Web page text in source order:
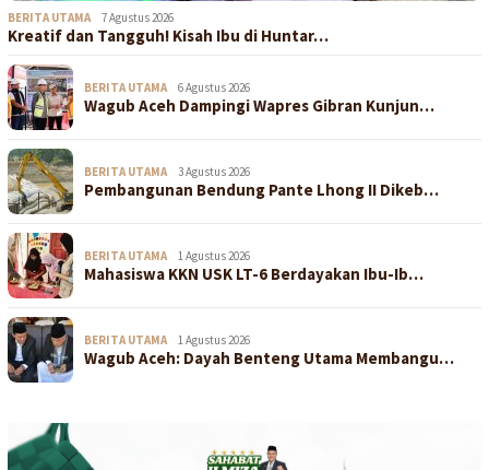
BERITA UTAMA 7 Agustus 2026
Kreatif dan Tangguh! Kisah Ibu di Huntar…
BERITA UTAMA 6 Agustus 2026
Wagub Aceh Dampingi Wapres Gibran Kunjun…
BERITA UTAMA 3 Agustus 2026
Pembangunan Bendung Pante Lhong II Dikeb…
BERITA UTAMA 1 Agustus 2026
Mahasiswa KKN USK LT-6 Berdayakan Ibu-Ib…
BERITA UTAMA 1 Agustus 2026
Wagub Aceh: Dayah Benteng Utama Membangu…